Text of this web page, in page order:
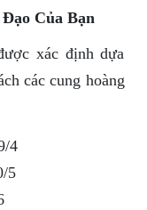
Của Bạn
xác định dựa
các cung hoàng
4
5